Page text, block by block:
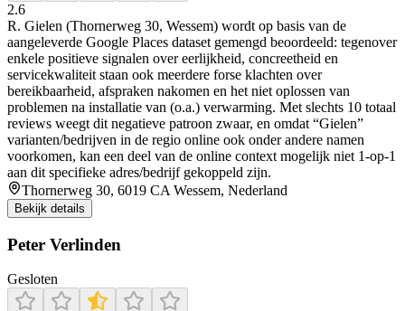
2.6
R. Gielen (Thornerweg 30, Wessem) wordt op basis van de
aangeleverde Google Places dataset gemengd beoordeeld: tegenover
enkele positieve signalen over eerlijkheid, concreetheid en
servicekwaliteit staan ook meerdere forse klachten over
bereikbaarheid, afspraken nakomen en het niet oplossen van
problemen na installatie van (o.a.) verwarming. Met slechts 10 totaal
reviews weegt dit negatieve patroon zwaar, en omdat “Gielen”
varianten/bedrijven in de regio online ook onder andere namen
voorkomen, kan een deel van de online context mogelijk niet 1-op-1
aan dit specifieke adres/bedrijf gekoppeld zijn.
Thornerweg 30, 6019 CA Wessem, Nederland
Bekijk details
Peter Verlinden
Gesloten